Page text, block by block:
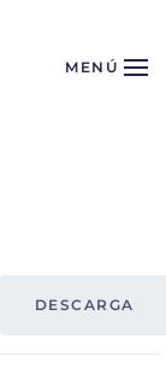
MENÚ
DESCARGA